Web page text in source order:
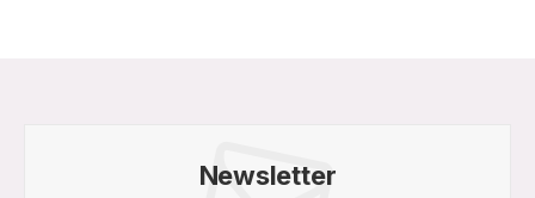
Newsletter